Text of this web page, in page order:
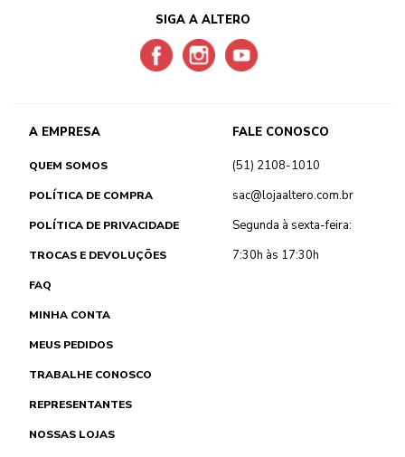
SIGA A ALTERO
A EMPRESA
QUEM SOMOS
POLÍTICA DE COMPRA
POLÍTICA DE PRIVACIDADE
TROCAS E DEVOLUÇÕES
FAQ
MINHA CONTA
MEUS PEDIDOS
TRABALHE CONOSCO
REPRESENTANTES
NOSSAS LOJAS
FALE CONOSCO
(51) 2108-1010
sac@lojaaltero.com.br
Segunda à sexta-feira:
7:30h às 17:30h